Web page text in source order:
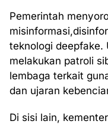
Pemerintah
teknologi deepfake.
melakukan patroli
lembaga terkait
dan ujaran
Di sisi lain,